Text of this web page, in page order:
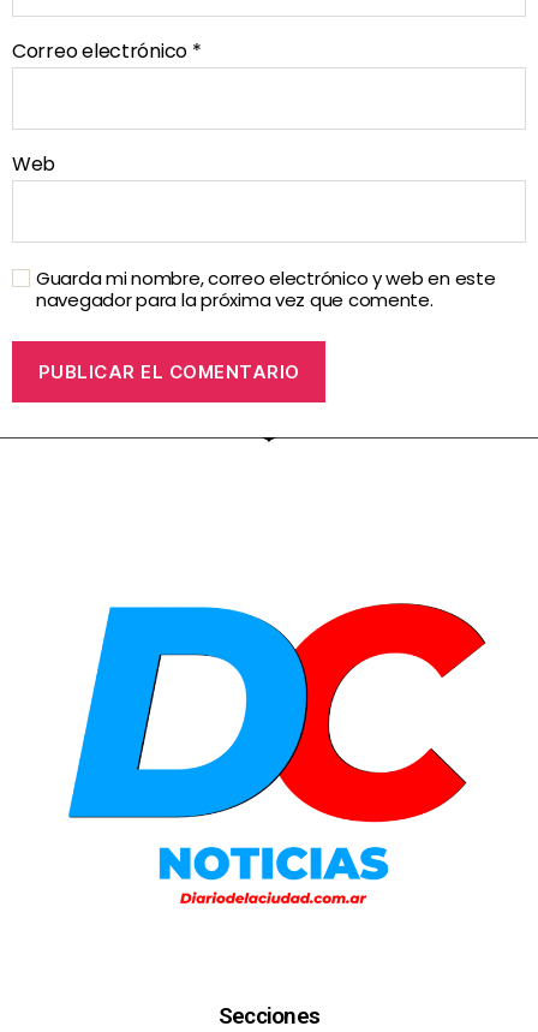
Correo electrónico *
Web
Guarda mi nombre, correo electrónico y web en este
navegador para la próxima vez que comente.
Secciones